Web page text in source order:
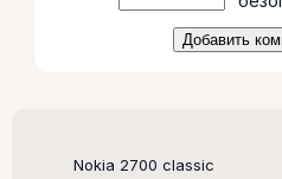
Поддерживаемые модели
Nokia 2700 classic